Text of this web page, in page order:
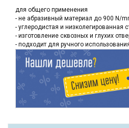
для общего применения
- не абразивный материал до 900 N/
- углеродистая и низколегированная
- изготовление сквозных и глухих
- подходит для ручного